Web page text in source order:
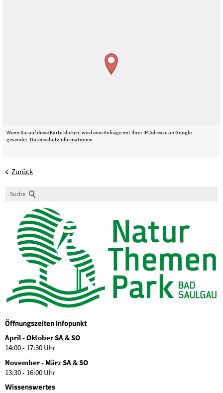
Wenn Sie auf diese Karte klicken, wird eine Anfrage mit Ihrer IP-Adresse an Google
gesendet. Datenschutzinformationen
Zurück
Suche
Öffnungszeiten Infopunkt
April - Oktober SA & SO
14:00 - 17:30 Uhr
November - März SA & SO
13:30 - 16:00 Uhr
Wissenswertes